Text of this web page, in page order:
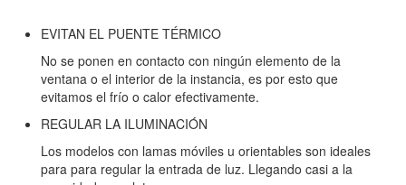
EVITAN EL PUENTE TÉRMICO
No se ponen en contacto con ningún elemento de la
ventana o el interior de la instancia, es por esto que
evitamos el frío o calor efectivamente.
REGULAR LA ILUMINACIÓN
Los modelos con lamas móviles u orientables son ideales
para para regular la entrada de luz. Llegando casi a la